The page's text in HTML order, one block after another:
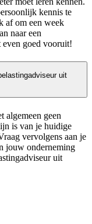
kennis te
af om een week
naar een
even goed vooruit!
uit
algemeen geen
is van je huidige
vervolgens aan je
jouw onderneming
uit